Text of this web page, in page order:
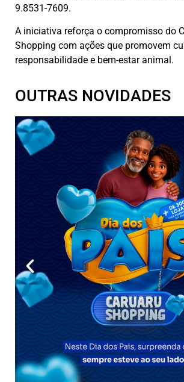
9.8531-7609.
A iniciativa reforça o compromisso do
Shopping com ações que promovem
responsabilidade e bem-estar animal.
OUTRAS NOVIDADES